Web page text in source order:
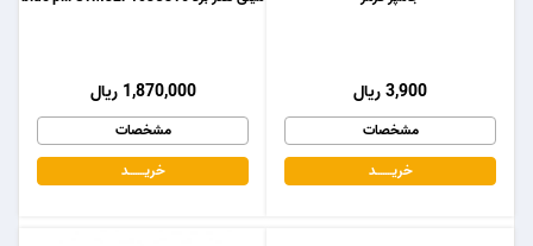
1,870,000 ریال
مشخصات
خریـــــــد
3,900 ریال
مشخصات
خریـــــــد